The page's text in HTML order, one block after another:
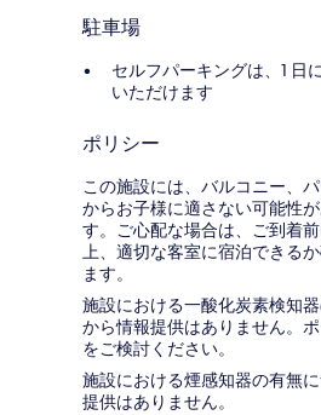
駐車場
セルフパーキングは、1 日
いただけます
ポリシー
この施設には、バルコニー、
からお子様に適さない可能性
す。ご心配な場合は、ご到着
上、適切な客室に宿泊できる
ます。
施設における一酸化炭素検知
から情報提供はありません。
をご検討ください。
施設における煙感知器の有無
提供はありません。